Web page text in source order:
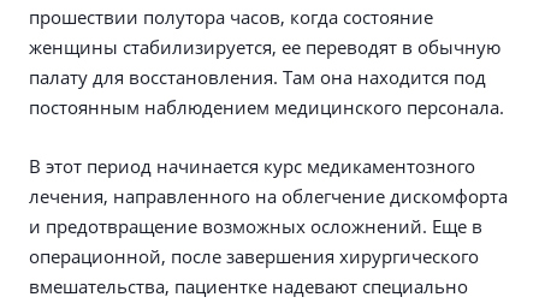
прошествии полутора часов, когда состояние
женщины стабилизируется, ее переводят в обычную
палату для восстановления. Там она находится под
постоянным наблюдением медицинского персонала.
В этот период начинается курс медикаментозного
лечения, направленного на облегчение дискомфорта
и предотвращение возможных осложнений. Еще в
операционной, после завершения хирургического
вмешательства, пациентке надевают специально